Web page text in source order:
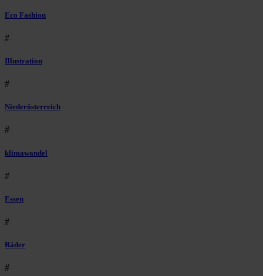
Eco Fashion
#
Illustration
#
Niederösterreich
#
klimawandel
#
Essen
#
Räder
#